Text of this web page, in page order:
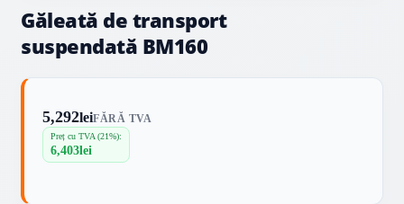
Găleată de transport
suspendată BM160
5,292leiFĂRĂ TVA
Preț cu TVA (21%):
6,403lei